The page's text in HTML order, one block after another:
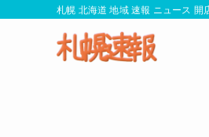
札幌 北海道 地域 速報 ニュース 開